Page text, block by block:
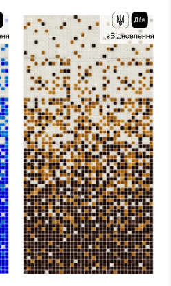
Однобарвна
В інтер'єрі, Для лазні, Для басейну, Для ванної кімнати та туалету, Для вітальні, Для душової, Для кухні, Для спальні, Для фартуха, Для фасаду, Для хамама
3,333 шт.
Краї чіпа: Округлі
Форма чіпа
Квадратна
Текстура (особливості):
Градієнт, Мікс, Однобарвна
Вага (брутто): 4.35 кг
Основа: Папір, Сітка
Призначення :
В інтер'єрі, Для лазні, Для басейну, Для ванної кімнати та туалету, Для вітальні, Для душової, Для кухні, Для спальні, Для фартуха, Для фасаду, Для хамама
Кількість модулів у упаковці:
3,333 шт.
Вага модуля: 4,35
Розмір чіпа: 24x24 мм
Товщина чіпа: 4 мм
Площа модуля: 0,6 м²
Країна виробника: Україна
Бренд: AquaMo
Тип поверхні:
Рельєфна, Глянцева, Гладка
: новий